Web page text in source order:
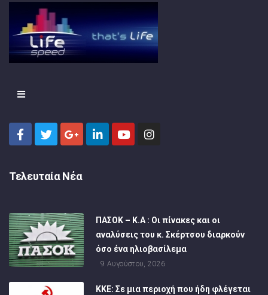
Τελευταία Νέα
ΠΑΣΟΚ – Κ.Α : Οι πίνακες και οι
αναλύσεις του κ. Σκέρτσου διαρκούν
όσο ένα ηλιοβασίλεμα
9 Αυγούστου, 2026
ΚΚΕ: Σε μια περιοχή που ήδη φλέγεται